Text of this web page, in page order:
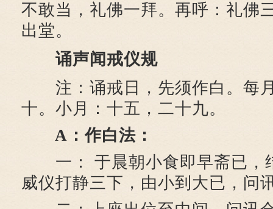
不敢当，礼佛一拜。再呼：礼佛
出堂。
诵声闻戒仪规
注：诵戒日，先须作白。每
十。小月：十五，二十九。
A：作白法：
一： 于晨朝小食即早斋已，
威仪打静三下，由小到大已，问